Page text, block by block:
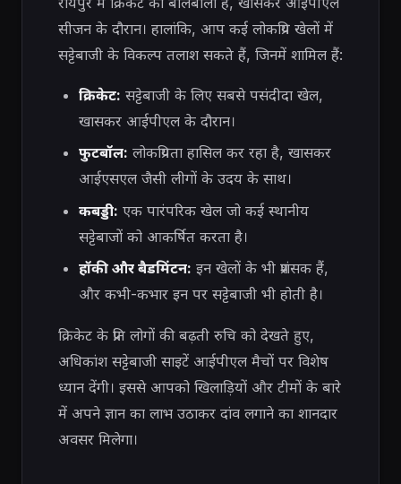
सीजन के दौरान। हालांकि, आप कई लोकप्रिय खेलों में
सट्टेबाजी के विकल्प तलाश सकते हैं, जिनमें शामिल हैं:
क्रिकेट: सट्टेबाजी के लिए सबसे पसंदीदा खेल,
खासकर आईपीएल के दौरान।
फुटबॉल: लोकप्रियता हासिल कर रहा है, खासकर
आईएसएल जैसी लीगों के उदय के साथ।
कबड्डी: एक पारंपरिक खेल जो कई स्थानीय
सट्टेबाजों को आकर्षित करता है।
हॉकी और बैडमिंटन: इन खेलों के भी प्रशंसक हैं,
और कभी-कभार इन पर सट्टेबाजी भी होती है।
क्रिकेट के प्रति लोगों की बढ़ती रुचि को देखते हुए,
अधिकांश सट्टेबाजी साइटें आईपीएल मैचों पर विशेष
ध्यान देंगी। इससे आपको खिलाड़ियों और टीमों के बारे
में अपने ज्ञान का लाभ उठाकर दांव लगाने का शानदार
अवसर मिलेगा।